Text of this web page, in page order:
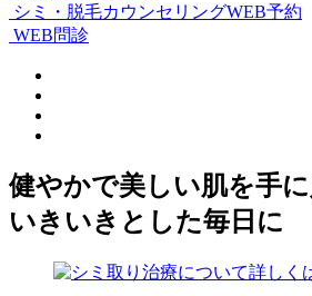
シミ・脱毛カウンセリングWEB予約
WEB問診
健やかで美しい肌を手
いきいきとした毎日に